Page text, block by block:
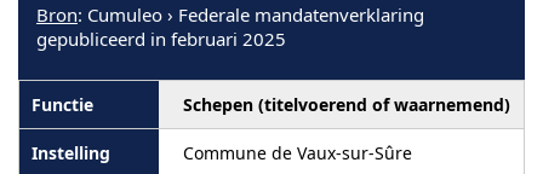
Bron: Cumuleo › Federale mandatenverklaring
gepubliceerd in februari 2025
Schepen (titelvoerend of waarnemend)
Commune de Vaux-sur-Sûre